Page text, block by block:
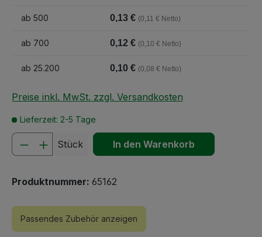
ab 500 0,13 € (0,11 € Netto)
ab 700 0,12 € (0,10 € Netto)
ab 25.200 0,10 € (0,08 € Netto)
Preise inkl. MwSt. zzgl. Versandkosten
Lieferzeit: 2-5 Tage
Produkt Anzahl: Gib den gewünschten
Stück In den Warenkorb
Produktnummer: 65162
Passendes Zubehör anzeigen